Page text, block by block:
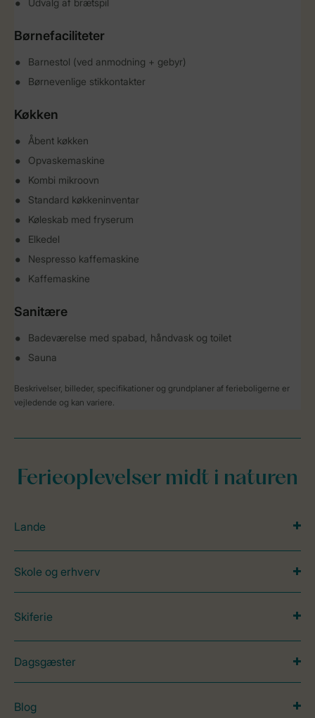
Udvalg af brætspil
Børnefaciliteter
Barnestol (ved anmodning + gebyr)
Børnevenlige stikkontakter
Køkken
Åbent køkken
Opvaskemaskine
Kombi mikroovn
Standard køkkeninventar
Køleskab med fryserum
Elkedel
Nespresso kaffemaskine
Kaffemaskine
Sanitære
Badeværelse med spabad, håndvask og toilet
Sauna
Beskrivelser, billeder, specifikationer og grundplaner af ferieboligerne er
vejledende og kan variere.
Ferieoplevelser midt i naturen
Lande
Skole og erhverv
Skiferie
Dagsgæster
Blog